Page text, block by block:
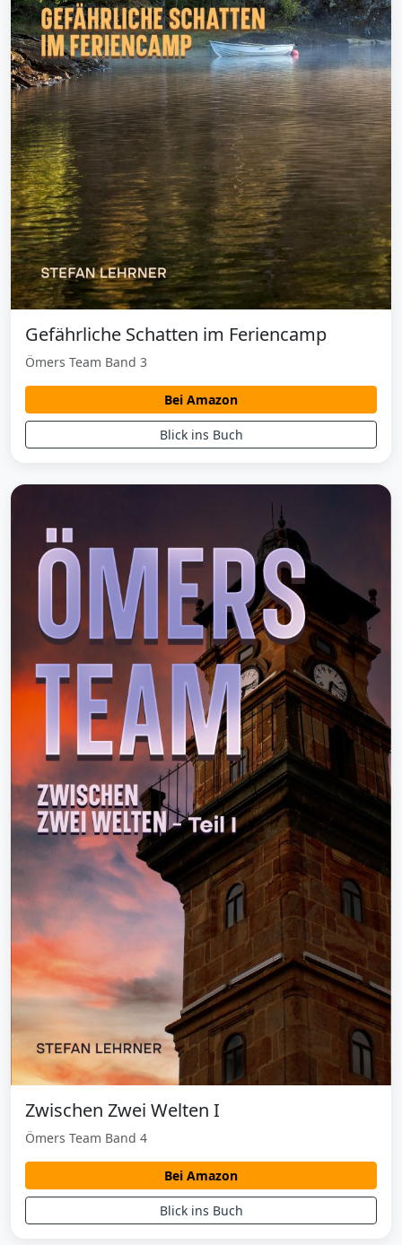
Gefährliche Schatten im Feriencamp
Ömers Team Band 3
Bei Amazon
Blick ins Buch
Zwischen Zwei Welten I
Ömers Team Band 4
Bei Amazon
Blick ins Buch